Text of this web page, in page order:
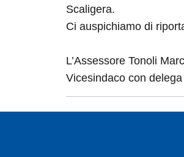
Scaligera.
Ci auspichiamo di
L’Assessore Tonoli
Vicesindaco con delega